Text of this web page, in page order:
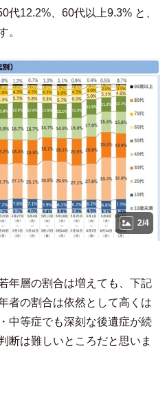
代12.2%、60代以上9.3% と、
。
2/4
年層の割合は増えても、下記
者の割合は依然として高くは
中等症でも深刻な後遺症が続
断は難しいところだと思いま